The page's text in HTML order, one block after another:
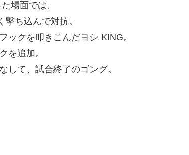
場面では、
ち込んで対抗。
ックを叩きこんだヨシ KING。
を追加。
して、試合終了のゴング。